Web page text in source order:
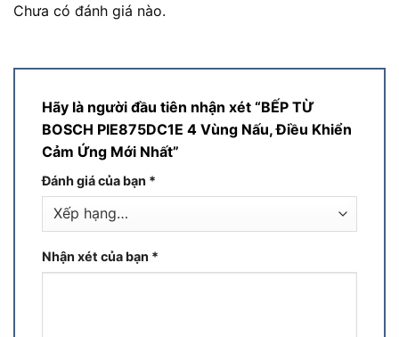
Chưa có đánh giá nào.
Hãy là người đầu tiên nhận xét “BẾP TỪ
BOSCH PIE875DC1E 4 Vùng Nấu, Điều Khiển
Cảm Ứng Mới Nhất”
Đánh giá của bạn *
Nhận xét của bạn *